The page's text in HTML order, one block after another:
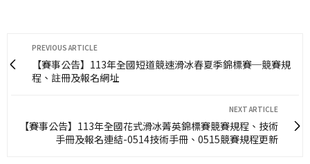
PREVIOUS ARTICLE
【賽事公告】113年全國短道競速滑冰春夏季錦標賽─競賽規
程、註冊及報名網址
NEXT ARTICLE
【賽事公告】113年全國花式滑冰菁英錦標賽競賽規程、技術
手冊及報名連結-0514技術手冊、0515競賽規程更新